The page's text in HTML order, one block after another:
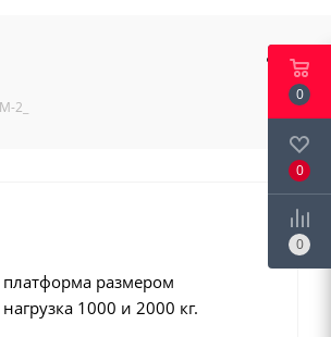
2_
размером
1000 и 2000 кг.
0
0
0